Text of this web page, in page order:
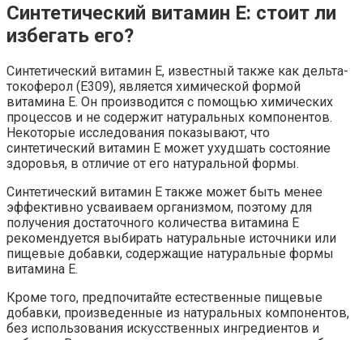
Синтетический витамин E: стоит ли
избегать его?
Синтетический витамин E, известный также как дельта-
токоферол (Е309), является химической формой
витамина E. Он производится с помощью химических
процессов и не содержит натуральных компонентов.
Некоторые исследования показывают, что
синтетический витамин E может ухудшать состояние
здоровья, в отличие от его натуральной формы.
Синтетический витамин E также может быть менее
эффективно усваиваем организмом, поэтому для
получения достаточного количества витамина E
рекомендуется выбирать натуральные источники или
пищевые добавки, содержащие натуральные формы
витамина E.
Кроме того, предпочитайте естественные пищевые
добавки, произведенные из натуральных компонентов,
без использования искусственных ингредиентов и